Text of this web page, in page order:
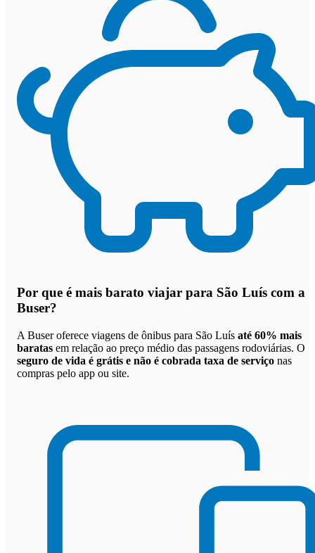
Por que é mais barato viajar para São Luís com a
Buser?
A Buser oferece viagens de ônibus para São Luís até 60% mais
baratas em relação ao preço médio das passagens rodoviárias. O
seguro de vida é grátis e não é cobrada taxa de serviço nas
compras pelo app ou site.